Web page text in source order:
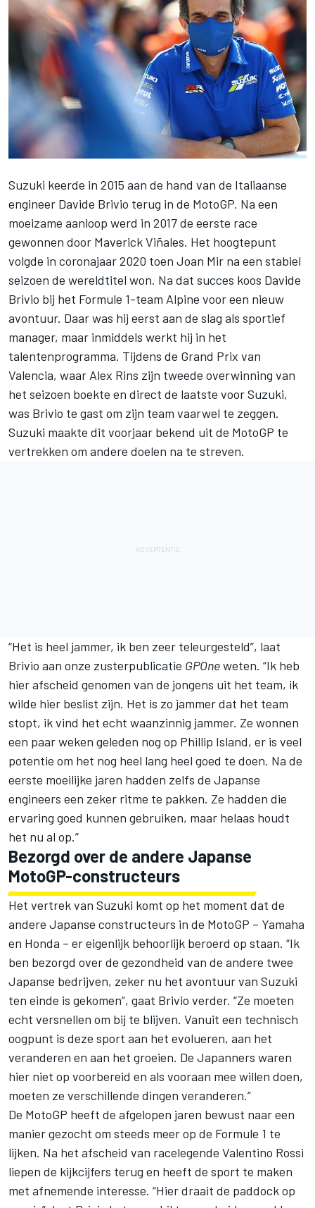
Suzuki keerde in 2015 aan de hand van de Italiaanse
engineer Davide Brivio terug in de MotoGP. Na een
moeizame aanloop werd in 2017 de eerste race
gewonnen door Maverick Viñales. Het hoogtepunt
volgde in coronajaar 2020 toen Joan Mir na een stabiel
seizoen de wereldtitel won. Na dat succes koos Davide
Brivio bij het Formule 1-team Alpine voor een nieuw
avontuur. Daar was hij eerst aan de slag als sportief
manager, maar inmiddels werkt hij in het
talentenprogramma. Tijdens de Grand Prix van
Valencia, waar Alex Rins zijn tweede overwinning van
het seizoen boekte en direct de laatste voor Suzuki,
was Brivio te gast om zijn team vaarwel te zeggen.
Suzuki maakte dit voorjaar bekend uit de MotoGP te
vertrekken om andere doelen na te streven.
“Het is heel jammer, ik ben zeer teleurgesteld”, laat
Brivio aan onze zusterpublicatie GPOneweten. “Ik heb
hier afscheid genomen van de jongens uit het team, ik
wilde hier beslist zijn. Het is zo jammer dat het team
stopt, ik vind het echt waanzinnig jammer. Ze wonnen
een paar weken geleden nog op Phillip Island, er is veel
potentie om het nog heel lang heel goed te doen. Na de
eerste moeilijke jaren hadden zelfs de Japanse
engineers een zeker ritme te pakken. Ze hadden die
ervaring goed kunnen gebruiken, maar helaas houdt
het nu al op.”
Bezorgd over de andere Japanse
MotoGP-constructeurs
Het vertrek van Suzuki komt op het moment dat de
andere Japanse constructeurs in de MotoGP – Yamaha
en Honda – er eigenlijk behoorlijk beroerd op staan. “Ik
ben bezorgd over de gezondheid van de andere twee
Japanse bedrijven, zeker nu het avontuur van Suzuki
ten einde is gekomen”, gaat Brivio verder. “Ze moeten
echt versnellen om bij te blijven. Vanuit een technisch
oogpunt is deze sport aan het evolueren, aan het
veranderen en aan het groeien. De Japanners waren
hier niet op voorbereid en als vooraan mee willen doen,
moeten ze verschillende dingen veranderen.”
De MotoGP heeft de afgelopen jaren bewust naar een
manier gezocht om steeds meer op de Formule 1 te
lijken. Na het afscheid van racelegende Valentino Rossi
liepen de kijkcijfers terug en heeft de sport te maken
met afnemende interesse. “Hier draait de paddock op